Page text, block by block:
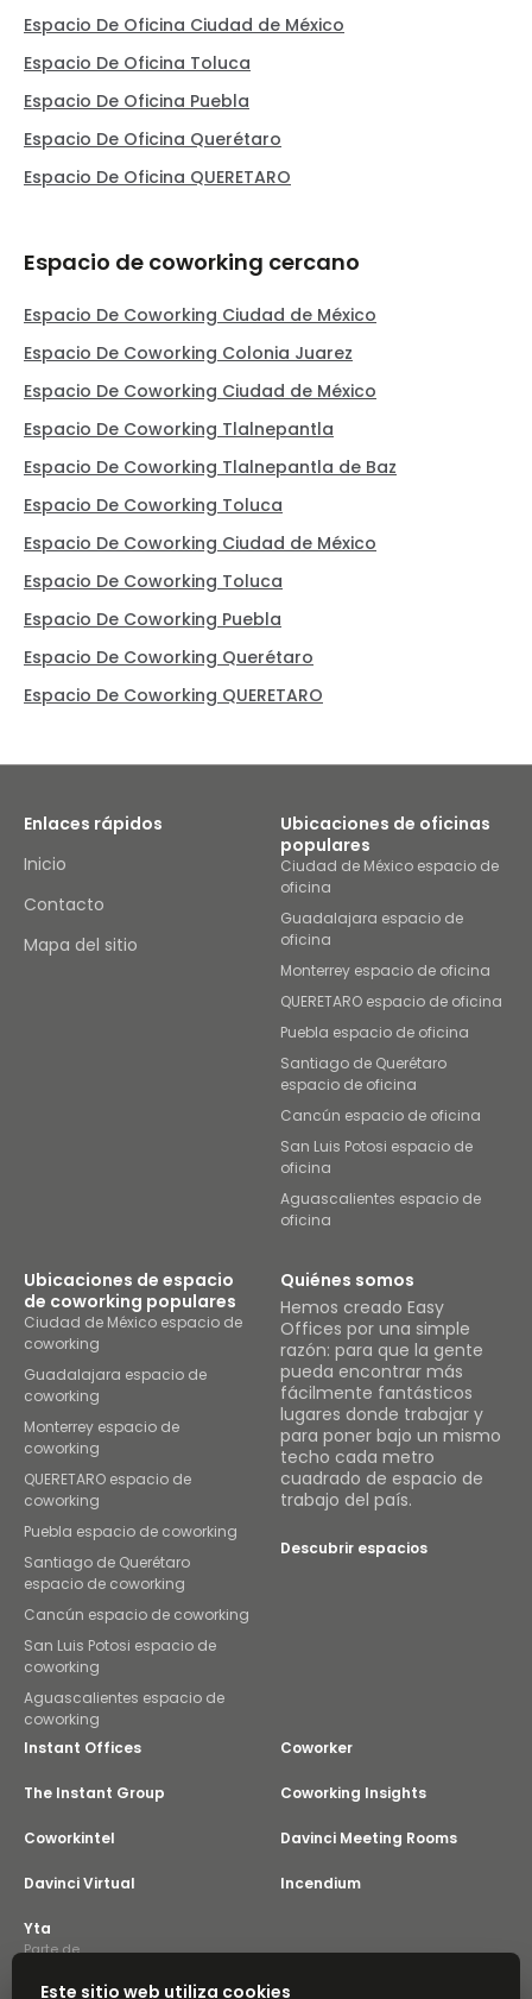
Espacio De Oficina Ciudad de México
Espacio De Oficina Toluca
Espacio De Oficina Puebla
Espacio De Oficina Querétaro
Espacio De Oficina QUERETARO
Espacio de coworking cercano
Espacio De Coworking Ciudad de México
Espacio De Coworking Colonia Juarez
Espacio De Coworking Ciudad de México
Espacio De Coworking Tlalnepantla
Espacio De Coworking Tlalnepantla de Baz
Espacio De Coworking Toluca
Espacio De Coworking Ciudad de México
Espacio De Coworking Toluca
Espacio De Coworking Puebla
Espacio De Coworking Querétaro
Espacio De Coworking QUERETARO
Enlaces rápidos
Inicio
Contacto
Mapa del sitio
Ubicaciones de oficinas
populares
Ciudad de México espacio de
oficina
Guadalajara espacio de
oficina
Monterrey espacio de oficina
QUERETARO espacio de oficina
Puebla espacio de oficina
Santiago de Querétaro
espacio de oficina
Cancún espacio de oficina
San Luis Potosi espacio de
oficina
Aguascalientes espacio de
oficina
Ubicaciones de espacio
de coworking populares
Ciudad de México espacio de
coworking
Guadalajara espacio de
coworking
Monterrey espacio de
coworking
QUERETARO espacio de
coworking
Puebla espacio de coworking
Santiago de Querétaro
espacio de coworking
Cancún espacio de coworking
San Luis Potosi espacio de
coworking
Aguascalientes espacio de
coworking
Quiénes somos
Hemos creado Easy
Offices por una simple
razón: para que la gente
pueda encontrar más
fácilmente fantásticos
lugares donde trabajar y
para poner bajo un mismo
techo cada metro
cuadrado de espacio de
trabajo del país.
Descubrir espacios
Instant Offices Coworker
The Instant Group Coworking Insights
Coworkintel Davinci Meeting Rooms
Davinci Virtual Incendium
Yta
Parte de
Instant Group
Este sitio web utiliza cookies